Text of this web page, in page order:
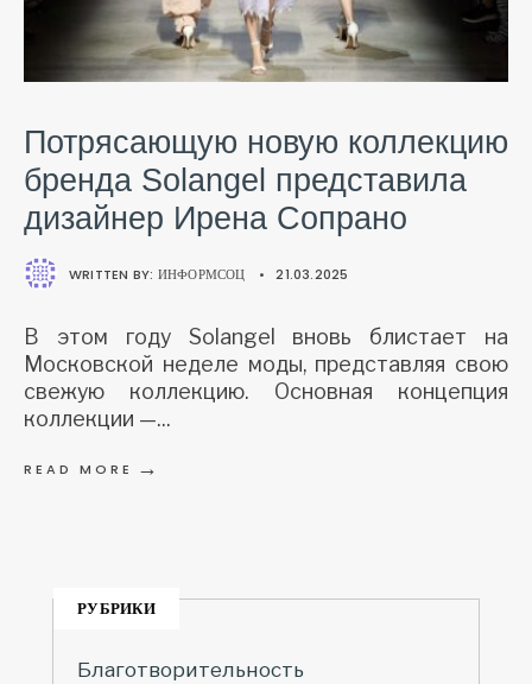
Потрясающую новую коллекцию
бренда Solangel представила
дизайнер Ирена Сопрано
WRITTEN BY: ИНФОРМСОЦ • 21.03.2025
В этом году Solangel вновь блистает на
Московской неделе моды, представляя свою
свежую коллекцию. Основная концепция
коллекции —...
READ MORE →
РУБРИКИ
Благотворительность